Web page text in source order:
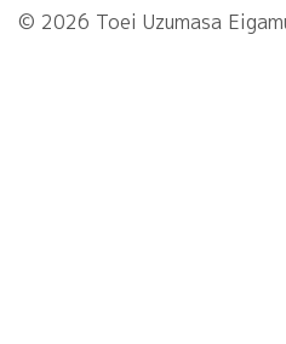
© 2026 Toei Uzumasa